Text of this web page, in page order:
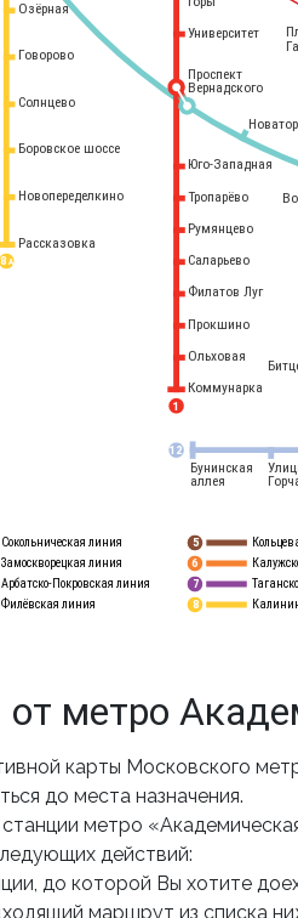
Сокольническая линия
Замоскворецкая линия
Арбатско-Покровская линия
Филёвская линия
5
6
7
8
12
1
8 А Саларьево
Румянцево
Тропарёво
Юго-Западная
Проспект
Вернадского
Бунинская
аллея
Университет
Рассказовка
Новопеределкино
Боровское шоссе
Солнцево
Говорово
Озёрная
Филатов Луг
Прокшино
Ольховая
Коммунарка
метро
карты Московского
до места назначения.
метро
действий:
до которой Вы хотите
маршрут из списка